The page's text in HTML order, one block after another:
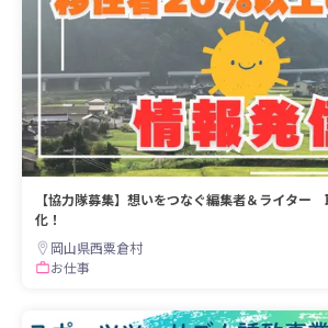
【協力隊募集】想いをつなぐ編集者＆ライター
化！
岡山県西粟倉村
お仕事